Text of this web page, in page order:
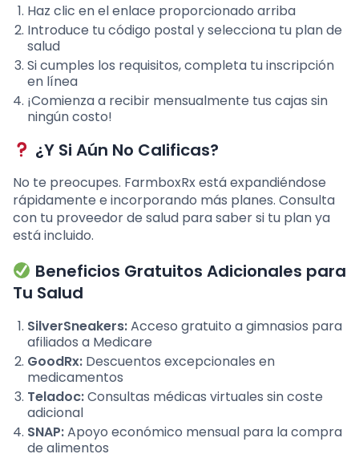
Haz clic en el enlace proporcionado arriba
Introduce tu código postal y selecciona tu plan de
salud
Si cumples los requisitos, completa tu inscripción
en línea
¡Comienza a recibir mensualmente tus cajas sin
ningún costo!
¿Y Si Aún No Calificas?
No te preocupes. FarmboxRx está expandiéndose
rápidamente e incorporando más planes. Consulta
con tu proveedor de salud para saber si tu plan ya
está incluido.
Beneficios Gratuitos Adicionales para
Tu Salud
SilverSneakers:Acceso gratuito a gimnasios para
afiliados a Medicare
GoodRx: Descuentos excepcionales en
medicamentos
Teladoc:Consultas médicas virtuales sin coste
adicional
SNAP:Apoyo económico mensual para la compra
de alimentos